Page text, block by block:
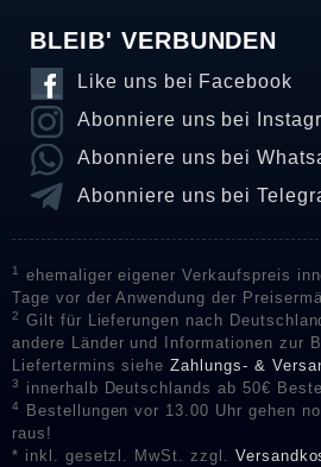
BLEIB' VERBUNDEN
Like uns bei Facebook
Abonniere uns bei
Abonniere uns bei
Abonniere uns bei
1
ehemaliger eigener Verkaufspreis
Tage vor der Anwendung der
2
Gilt für Lieferungen nach
andere Länder und Informationen zur
Liefertermins sieheZahlungs- &
3 innerhalb Deutschlands ab 50€
4
Bestellungen vor 13.00 Uhr gehen
raus!
* inkl. gesetzl. MwSt. zzgl.